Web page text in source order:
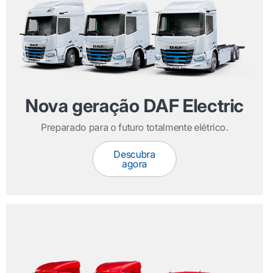
Nova geração DAF Electric
Preparado para o futuro totalmente elétrico.
Descubra
agora